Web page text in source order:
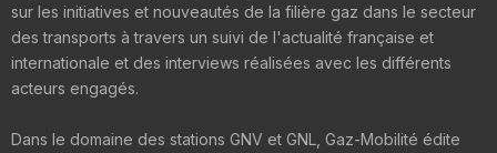
sur les initiatives et nouveautés de la filière gaz dans le secteur
des transports à travers un suivi de l'actualité française et
internationale et des interviews réalisées avec les différents
acteurs engagés.
Dans le domaine des stations GNV et GNL, Gaz-Mobilité édite